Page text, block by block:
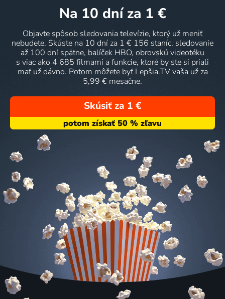
na 10 dní za 1 €
Objavte spôsob sledovania televízie, ktorý už meniť
nebudete. Skúste na 10 dní za 1 € 156 staníc, sledovanie
až 100 dní spätne, balíček HBO, obrovskú videotéku
s viac ako 4 685 filmami a funkcie, ktoré by ste si priali
mať už dávno. Potom môžete byť Lepšia.TV vaša už za
5,99 € mesačne.
Skúsiť za 1 €